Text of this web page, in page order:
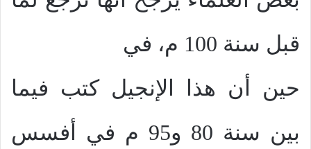
قبل سنة 100 م، في
حين أن هذا الإنجيل كتب فيما
بين سنة 80 و95 م في أفسس